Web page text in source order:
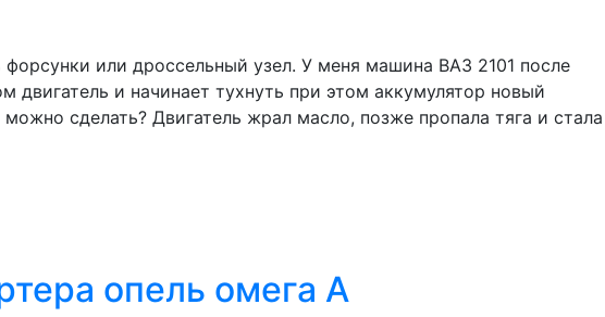
или дроссельный узел. У меня машина ВАЗ 2101 после
двигатель и начинает тухнуть при этом аккумулятор новый
сделать? Двигатель жрал масло, позже пропала тяга и стала
опель омега А